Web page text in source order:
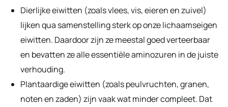
Dierlijke eiwitten (zoals vlees, vis, eieren en zuivel)
lijken qua samenstelling sterk op onze lichaamseigen
eiwitten. Daardoor zijn ze meestal goed verteerbaar
en bevatten ze alle essentiële aminozuren in de juiste
verhouding.
Plantaardige eiwitten (zoals peulvruchten, granen,
noten en zaden) zijn vaak wat minder compleet. Dat